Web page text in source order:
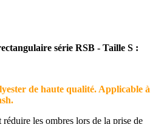
série RSB - Taille S :
de haute qualité. Applicable à
les ombres lors de la prise de